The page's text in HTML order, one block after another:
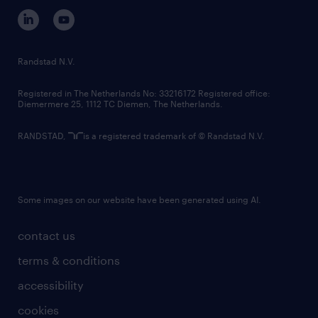
corporate governance
randstad innovation fund
country websites
contact us
terms & conditions
accessibility
cookies
Randstad N.V.
Registered in The Netherlands No: 33216172 Registered office:
Diemermere 25, 1112 TC Diemen, The Netherlands.
RANDSTAD, is a registered trademark of © Randstad N.V.
Some images on our website have been generated using AI.